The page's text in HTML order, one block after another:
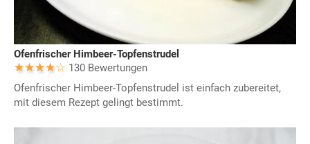
Ofenfrischer Himbeer-Topfenstrudel
130 Bewertungen
Ofenfrischer Himbeer-Topfenstrudel ist einfach zubereitet,
mit diesem Rezept gelingt bestimmt.